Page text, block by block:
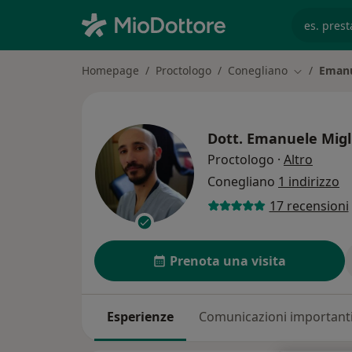
Homepage Proctologo Conegliano Cambia
Dott. Emanuele
Proctologo · Altro
Conegliano 1 indirizzo
17 recensioni
Prenota una visita
Esperienze Comunicazioni importanti